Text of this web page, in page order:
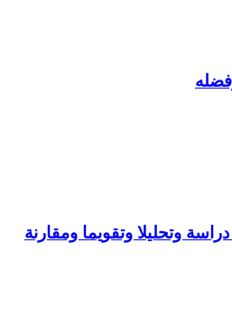
وتحليلا وتقويما ومقارنة